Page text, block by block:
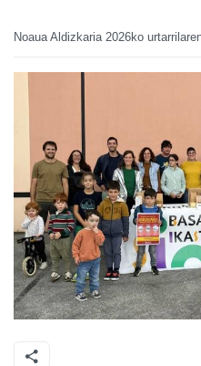
Noaua Aldizkaria 2026ko